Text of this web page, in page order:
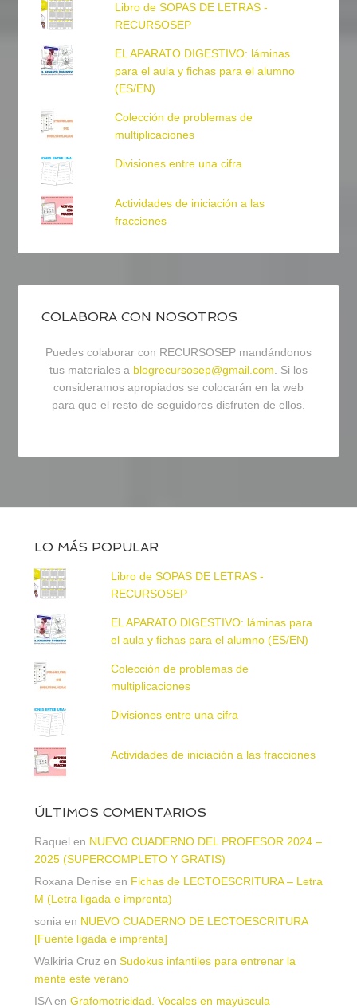
Libro de SOPAS DE LETRAS -
RECURSOSEP
EL APARATO DIGESTIVO: láminas
para el aula y fichas para el alumno
(ES/EN)
Colección de problemas de
multiplicaciones
Divisiones entre una cifra
Actividades de iniciación a las
fracciones
COLABORA CON NOSOTROS
Puedes colaborar con RECURSOSEP mandándonos
tus materiales a blogrecursosep@gmail.com. Si los
consideramos apropiados se colocarán en la web
para que el resto de seguidores disfruten de ellos.
LO MÁS POPULAR
Libro de SOPAS DE LETRAS -
RECURSOSEP
EL APARATO DIGESTIVO: láminas para
el aula y fichas para el alumno (ES/EN)
Colección de problemas de
multiplicaciones
Divisiones entre una cifra
Actividades de iniciación a las fracciones
ÚLTIMOS COMENTARIOS
Raquel en NUEVO CUADERNO DEL PROFESOR 2024 –
2025 (SUPERCOMPLETO Y GRATIS)
Roxana Denise en Fichas de LECTOESCRITURA – Letra
M (Letra ligada e imprenta)
sonia en NUEVO CUADERNO DE LECTOESCRITURA
[Fuente ligada e imprenta]
Walkiria Cruz en Sudokus infantiles para entrenar la
mente este verano
ISAen Grafomotricidad. Vocales en mayúscula